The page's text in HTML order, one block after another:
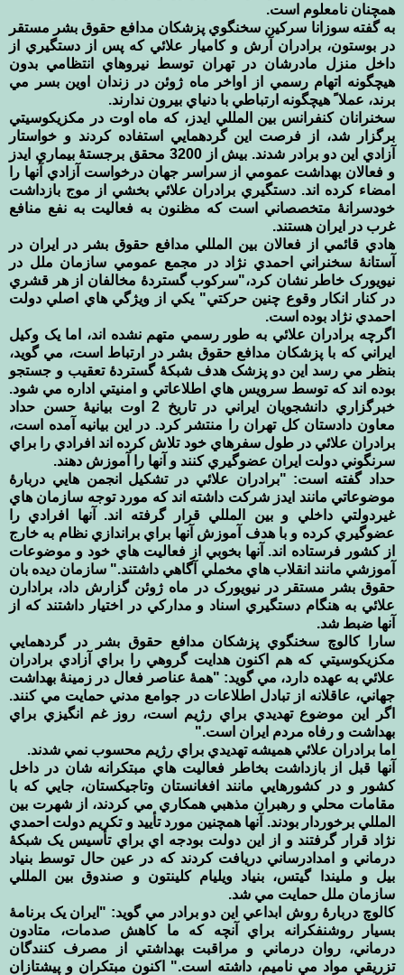
همچنان نامعلوم است. ‏
به گفته سوزانا سرکين سخنگوي پزشکان مدافع حقوق بشر مستقر
در بوستون، برادران آرش و کاميار علائي که پس از ‏دستگيري از
داخل منزل مادرشان در تهران توسط نيروهاي انتظامي بدون
هيچگونه اتهام رسمي از اواخر ماه ژوئن در ‏زندان اوين بسر مي
برند، عملا ً هيچگونه ارتباطي با دنياي بيرون ندارند. ‏
سخنرانان کنفرانس بين المللي ايدز، که ماه اوت در مکزيکوسيتي
برگزار شد، از فرصت اين گردهمايي استفاده کردند و ‏خواستار
آزادي اين دو برادر شدند. بيش از 3200 محقق برجستۀ بيماري ايدز
و فعالان بهداشت عمومي از سراسر ‏جهان درخواست آزادي آنها را
امضاء کرده اند. دستگيري برادران علائي بخشي از موج بازداشت
خودسرانۀ ‏متخصصاني است که مظنون به فعاليت به نفع منافع
غرب در ايران هستند.‏
هادي قائمي از فعالان بين المللي مدافع حقوق بشر در ايران در
آستانۀ سخنراني احمدي نژاد در مجمع عمومي سازمان ‏ملل در
نيويورک خاطر نشان کرد،"سرکوب گستردۀ مخالفان از هر قشري
در کنار انکار وقوع چنين حرکتي" يکي از ‏ويژگي هاي اصلي دولت
احمدي نژاد بوده است.‏
اگرچه برادران علائي به طور رسمي متهم نشده اند، اما يک وکيل
ايراني که با پزشکان مدافع حقوق بشر در ارتباط ‏است، مي گويد،
بنظر مي رسد اين دو پزشک هدف شبکۀ گستردۀ تعقيب و جستجو
بوده اند که توسط سرويس هاي ‏اطلاعاتي و امنيتي اداره مي شود.
خبرگزاري دانشجويان ايراني در تاريخ 2 اوت بيانيۀ حسن حداد
معاون دادستان کل ‏تهران را منتشر کرد. در اين بيانيه آمده است،
برادران علائي در طول سفرهاي خود تلاش کرده اند افرادي را براي
‏سرنگوني دولت ايران عضوگيري کنند و آنها را آموزش دهند. ‏
حداد گفته است: "برادران علائي در تشکيل انجمن هايي دربارۀ
موضوعاتي مانند ايدز شرکت داشته اند که مورد توجه ‏سازمان هاي
غيردولتي داخلي و بين المللي قرار گرفته اند. آنها افرادي را
عضوگيري کرده و با هدف آموزش آنها ‏براي براندازي نظام به خارج
از کشور فرستاده اند. آنها بخوبي از فعاليت هاي خود و موضوعات
آموزشي مانند انقلاب ‏هاي مخملي آگاهي داشتند." سازمان ديده بان
حقوق بشر مستقر در نيويورک در ماه ژوئن گزارش داد، برادارن
علائي ‏به هنگام دستگيري اسناد و مدارکي در اختيار داشتند که از
آنها ضبط شد.‏
سارا کالوچ سخنگوي پزشکان مدافع حقوق بشر در گردهمايي
مکزيکوسيتي که هم اکنون هدايت گروهي را براي ‏آزادي برادران
علائي به عهده دارد، مي گويد: "همۀ عناصر فعال در زمينۀ بهداشت
جهاني، عاقلانه از تبادل اطلاعات ‏در جوامع مدني حمايت مي کنند.
اگر اين موضوع تهديدي براي رژيم است، روز غم انگيزي براي
بهداشت و رفاه ‏مردم ايران است."‏
اما برادران علائي هميشه تهديدي براي رژيم محسوب نمي شدند.
آنها قبل از بازداشت بخاطر فعاليت هاي مبتکرانه ‏شان در داخل
کشور و در کشورهايي مانند افغانستان وتاجيکستان، جايي که با
مقامات محلي و رهبران مذهبي همکاري ‏مي کردند، از شهرت بين
المللي برخوردار بودند. آنها همچنين مورد تأييد و تکريم دولت احمدي
نژاد قرار گرفتند و از ‏اين دولت بودجه اي براي تأسيس يک شبکۀ
درماني و امدادرساني دريافت کردند که در عين حال توسط بنياد
بيل و ‏مليندا گيتس، بنياد ويليام کلينتون و صندوق بين المللي
سازمان ملل حمايت مي شد.‏
کالوچ دربارۀ روش ابداعي اين دو برادر مي گويد: "ايران يک برنامۀ
بسيار روشنفکرانه براي آنچه که ما کاهش ‏صدمات، متادون
درماني، روان درماني و مراقبت بهداشتي از مصرف کنندگان
تزريقي مواد مي ناميم، داشته است." ‏اکنون مبتکران و پيشتازان